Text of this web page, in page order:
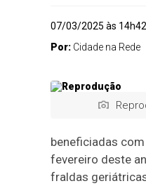
07/03/2025 às 14h42
Por: Cidade na Rede
beneficiadas
fevereiro deste
fraldas